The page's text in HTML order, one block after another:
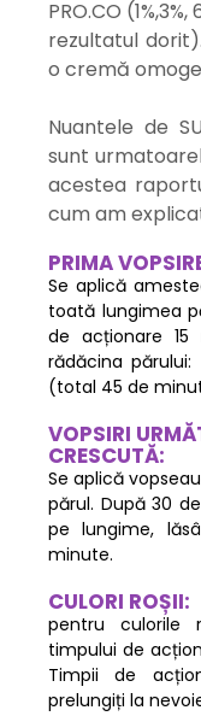
PRO.CO
rezultatul
o cremă
Nuantele de
sunt urmatoarele:
acestea
cum am
PRIMA
Se aplică
toată lungimea
de acționare
rădăcina
(total 45 de
VOPSIRI
CRESCUTĂ:
Se aplică
părul. După 30
pe lungime,
minute.
CULORI ROȘII:
pentru culorile
timpului de
Timpii de
prelungiți la